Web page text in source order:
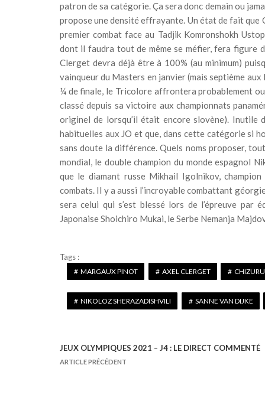
patron de sa catégorie. Ça sera donc demain ou
propose une densité effrayante. Un état de fait
premier combat face au Tadjik Komronshokh
dont il faudra tout de même se méfier, fera figure
Clerget devra déjà être à 100% (au minimum)
vainqueur du Masters en janvier (mais septième
¼ de finale, le Tricolore affrontera probablement
classé depuis sa victoire aux championnats
originel de lorsqu’il était encore slovène). Inutile
habituelles aux JO et que, dans cette catégorie si
sans doute la différence. Quels noms proposer,
mondial, le double champion du monde espagnol
que le diamant russe Mikhail Igolnikov,
combats. Il y a aussi l’incroyable combattant
sera celui qui s’est blessé lors de l’épreuve par
Japonaise Shoichiro Mukai, le Serbe Nemanja
Tags :
MARGAUX PINOT AXEL CLERGET
NIKOLOZ SHERAZADISHVILI SANNE VAN DIJKE
N
JEUX OLYMPIQUES 2021 – J4 : LE DIRECT COMMENTÉ
ARTICLE PRÉCÉDENT